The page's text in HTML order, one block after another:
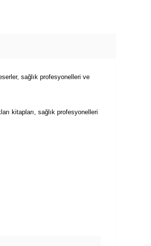
sağlık profesyonelleri ve
kitapları, sağlık profesyonelleri